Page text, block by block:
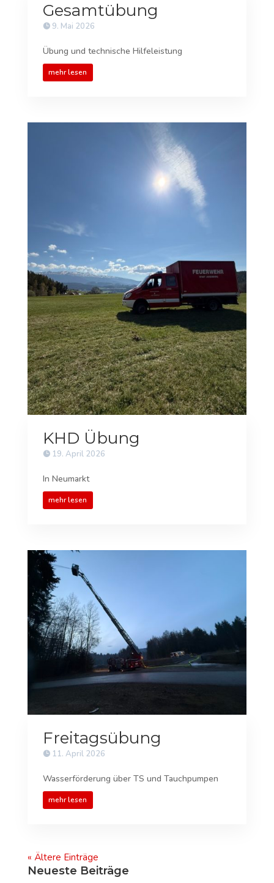
Gesamtübung
9. Mai 2026
Übung und technische Hilfeleistung
mehr lesen
KHD Übung
19. April 2026
In Neumarkt
mehr lesen
Freitagsübung
11. April 2026
Wasserförderung über TS und Tauchpumpen
mehr lesen
« Ältere Einträge
Neueste Beiträge